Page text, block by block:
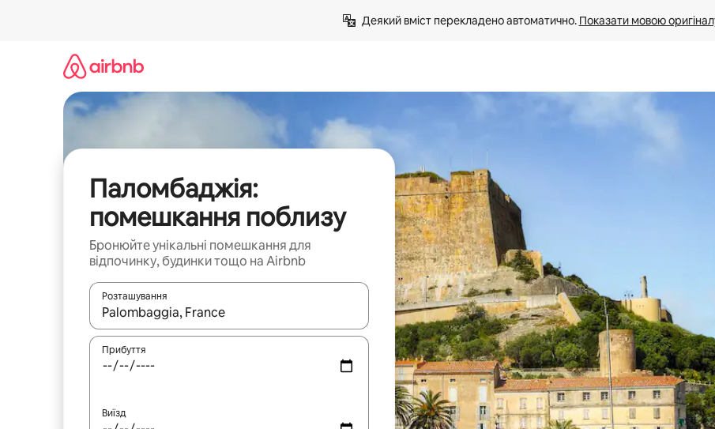
Деякий вміст перекладено автоматично. Показати мовою
Паломбаджія:
помешкання поблизу
Бронюйте унікальні помешкання для
відпочинку, будинки тощо на Airbnb
Розташування
Отримавши результати пошуку, використовуйте для навігації сторінкою клавіші зі стрілками вгору та вниз або жести
Прибуття
Виїзд